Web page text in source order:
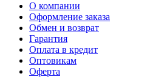
О компании
Оформление заказа
Обмен и возврат
Гарантия
Оплата в кредит
Оптовикам
Оферта